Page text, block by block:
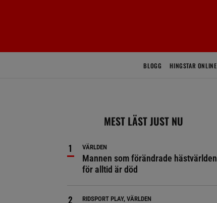
BLOGG HINGSTAR ONLINE
MEST LÄST JUST NU
VÄRLDEN
Mannen som förändrade hästvärlden
för alltid är död
RIDSPORT PLAY, VÄRLDEN